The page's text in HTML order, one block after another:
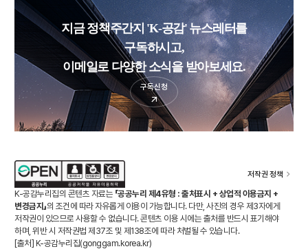
지금 정책주간지 'K-공감' 뉴스레터를
구독하시고,
이메일로 다양한 소식을 받아보세요.
구독신청
저작권 정책
K-공감누리집의 콘텐츠 자료는 「공공누리 제4유형 : 출처표시 + 상업적 이용금지 +
변경금지」의 조건에 따라 자유롭게 이용이 가능합니다. 다만, 사진의 경우 제3자에게
저작권이 있으므로 사용할 수 없습니다. 콘텐츠 이용 시에는 출처를 반드시 표기해야
하며, 위반 시 저작권법 제37조 및 제138조에 따라 처벌될 수 있습니다.
[출처] K-공감누리집(gonggam.korea.kr)